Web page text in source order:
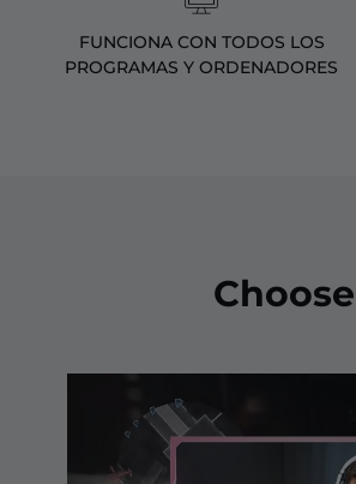
FUNCIONA CON TODOS LOS
PROGRAMAS Y ORDENADORES